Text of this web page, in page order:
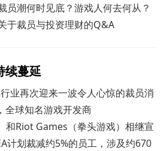
潮何时见底？游戏人何去何从？
裁员与投资理财的Q&A
续蔓延
业再次迎来一波令人心惊的裁员消
全球知名游戏开发商
和Riot Games（拳头游戏）相继宣
计划裁减约5%的员工，涉及约670